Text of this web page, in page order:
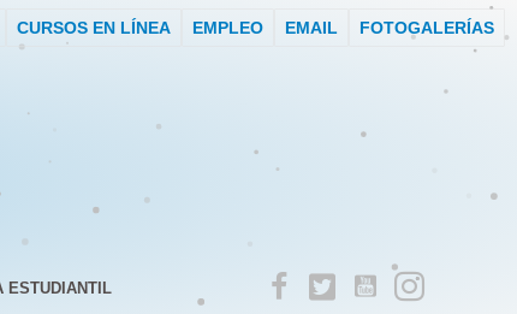
CURSOS EN LÍNEA EMPLEO EMAIL FOTOGALERÍAS
ESTUDIANTIL